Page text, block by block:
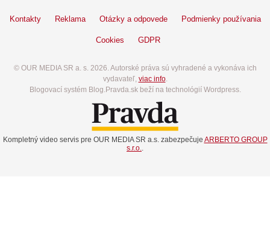
Kontakty Reklama Otázky a odpovede Podmienky používania
Cookies GDPR
© OUR MEDIA SR a. s. 2026. Autorské práva sú vyhradené a vykonáva ich
vydavateľ, viac info.
Blogovací systém Blog.Pravda.sk beží na technológií Wordpress.
Kompletný video servis pre OUR MEDIA SR a.s. zabezpečuje ARBERTO GROUP
s.r.o..